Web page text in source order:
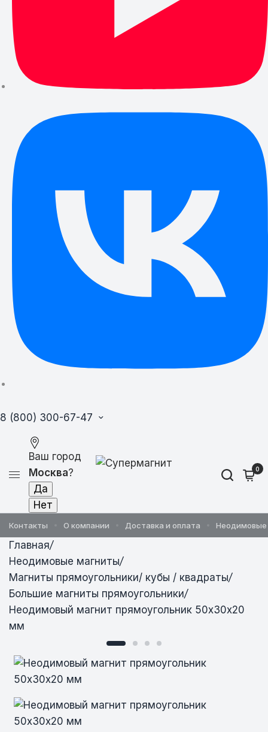
8 (800) 300-67-47
Ваш город
Москва? 0
Контакты О компании Доставка и оплата
Главная/
Неодимовые магниты/
Магниты прямоугольники/ кубы / квадраты/
Большие магниты прямоугольники/
Неодимовый магнит прямоугольник 50х30х20
мм
Неодимовый магнит прямоугольник
50х30х20 мм
Неодимовый магнит прямоугольник
50х30х20 мм
Неодимовый магнит прямоугольник
50х30х20 мм
Неодимовый магнит прямоугольник
50х30х20 мм